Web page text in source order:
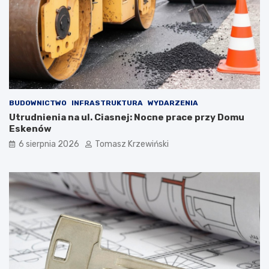
BUDOWNICTWO INFRASTRUKTURA WYDARZENIA
Utrudnienia na ul. Ciasnej: Nocne prace przy Domu
Eskenów
6 sierpnia 2026 Tomasz Krzewiński